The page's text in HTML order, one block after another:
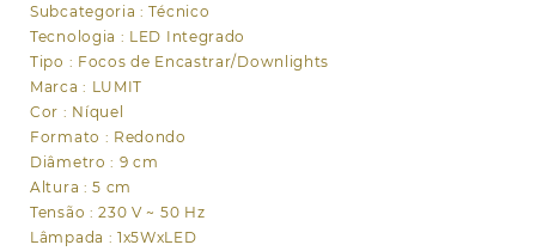
4000K
120°
Alt.0,25xD.9cm
níquel
Subcategoria : Técnico
Tecnologia : LED Integrado
Tipo : Focos de Encastrar/Downlights
Marca : LUMIT
Cor : Níquel
Formato : Redondo
Diâmetro : 9 cm
Altura : 5 cm
Tensão : 230 V ~ 50 Hz
Lâmpada : 1x5WxLED